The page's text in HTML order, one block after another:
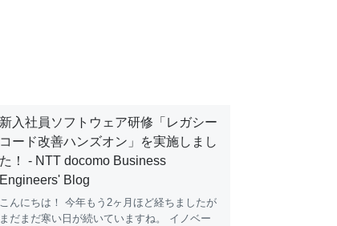
新入社員ソフトウェア研修「レガシー
コード改善ハンズオン」を実施しまし
た！ - NTT docomo Business
Engineers' Blog
こんにちは！ 今年もう2ヶ月ほど経ちましたが
まだまだ寒い日が続いていますね。 イノベー